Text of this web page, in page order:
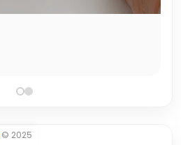
© 2025